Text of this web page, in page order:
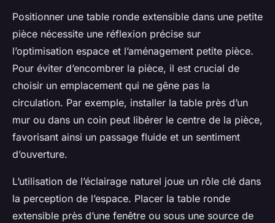
Positionner une table ronde extensible dans une petite
pièce nécessite une réflexion précise sur
l’optimisation espace et l’aménagement petite pièce.
Pour éviter d’encombrer la pièce, il est crucial de
choisir un emplacement qui ne gêne pas la
circulation. Par exemple, installer la table près d’un
mur ou dans un coin peut libérer le centre de la pièce,
favorisant ainsi un passage fluide et un sentiment
d’ouverture.
L’utilisation de l’éclairage naturel joue un rôle clé dans
la perception de l’espace. Placer la table ronde
extensible près d’une fenêtre ou sous une source de